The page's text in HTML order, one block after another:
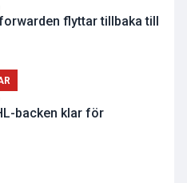
flyttar tillbaka till
backen klar för